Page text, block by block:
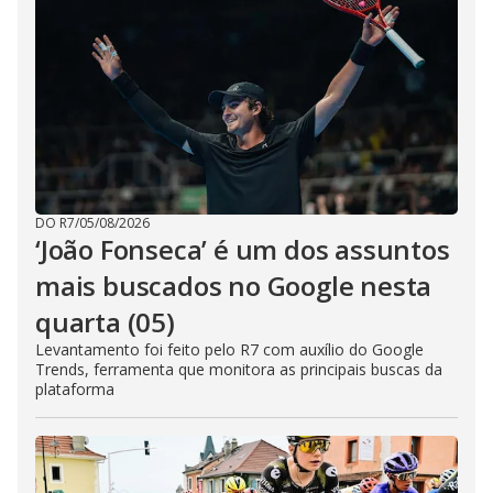
DO R7/05/08/2026
‘João Fonseca’ é um dos assuntos
mais buscados no Google nesta
quarta (05)
Levantamento foi feito pelo R7 com auxílio do Google
Trends, ferramenta que monitora as principais buscas da
plataforma